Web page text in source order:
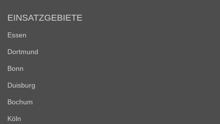
EINSATZGEBIETE
Essen
Dortmund
Bonn
Duisburg
Bochum
Köln